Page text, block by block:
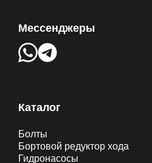
Мессенджеры
Каталог
Болты
Бортовой редуктор хода
Гидронасосы